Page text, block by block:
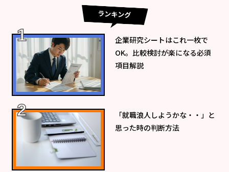
ランキング
企業研究シートはこれ一枚で
OK。比較検討が楽になる必須
項目解説
「就職浪人しようかな・・」と
思った時の判断方法